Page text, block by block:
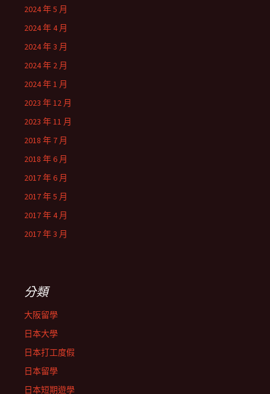
2024 年 5 月
2024 年 4 月
2024 年 3 月
2024 年 2 月
2024 年 1 月
2023 年 12 月
2023 年 11 月
2018 年 7 月
2018 年 6 月
2017 年 6 月
2017 年 5 月
2017 年 4 月
2017 年 3 月
分類
大阪留學
日本大學
日本打工度假
日本留學
日本短期遊學